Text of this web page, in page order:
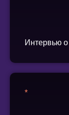
Интервью о
*